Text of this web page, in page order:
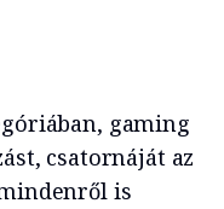
gaming
csatornáját az
is